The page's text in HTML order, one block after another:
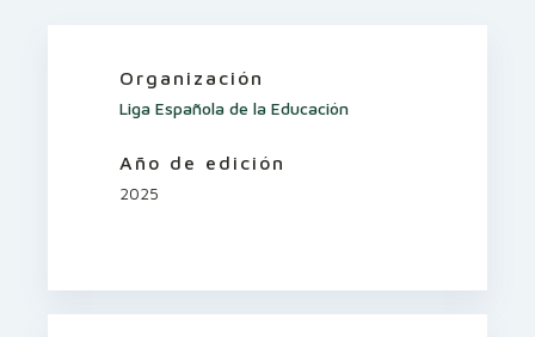
Organización
Liga Española de la Educación
Año de edición
2025